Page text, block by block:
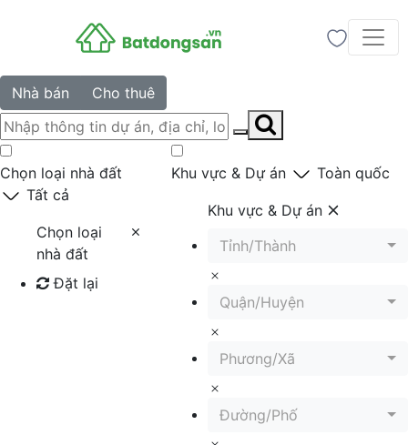
Nhà bán Cho thuê
Chọn loại nhà đất
Tất cả
Chọn loại
nhà đất
Đặt lại
Khu vực & Dự án Toàn quốc
Khu vực & Dự án
Tỉnh/Thành
Quận/Huyện
Phương/Xã
Đường/Phố